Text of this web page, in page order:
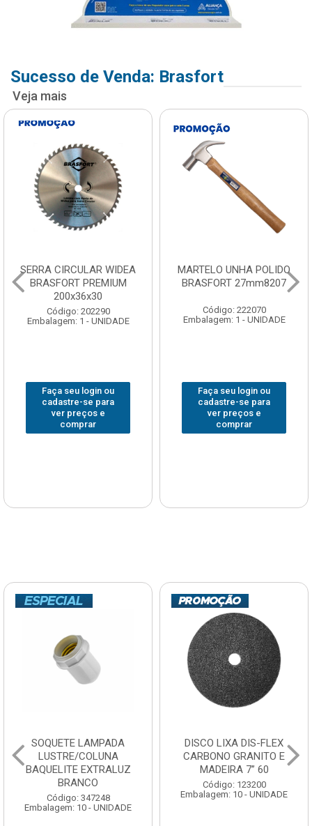
Sucesso de Venda: Brasfort
Veja mais
SERRA CIRCULAR WIDEA
BRASFORT PREMIUM
200x36x30
Código: 202290
Embalagem: 1 - UNIDADE
Faça seu login ou
cadastre-se para
ver preços e
comprar
MARTELO UNHA POLIDO
BRASFORT 27mm8207
Código: 222070
Embalagem: 1 - UNIDADE
Faça seu login ou
cadastre-se para
ver preços e
comprar
SOQUETE LAMPADA
LUSTRE/COLUNA
BAQUELITE EXTRALUZ
BRANCO
Código: 347248
Embalagem: 10 - UNIDADE
DISCO LIXA DIS-FLEX
CARBONO GRANITO E
MADEIRA 7” 60
Código: 123200
Embalagem: 10 - UNIDADE